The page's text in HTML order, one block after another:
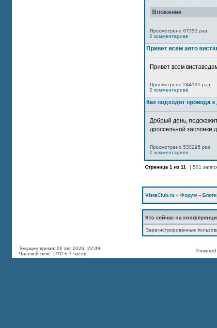
Вложения
Просмотрено 67353 раз
0 комментариев
Привет всем авто
Привет всем
Просмотрено 244131 раз
0 комментариев
Как подходят провода
Добрый день,
дроссельной заслонки
Просмотрено 530295 раз
0 комментариев
Страница 1 из 11 [ 501
VistaClub.ru » Форум » Блоги
Кто сейчас на
Зарегистрированные
Текущее время: 06 авг 2026, 22:09
Часовой пояс: UTC + 7 часов